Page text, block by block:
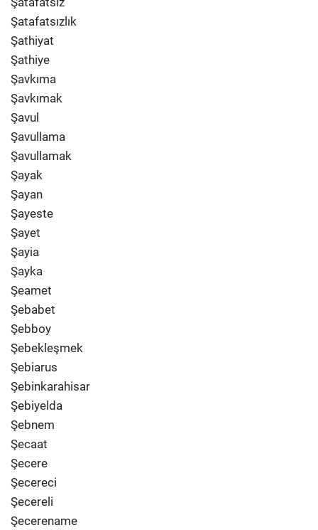
Şatafatsızlık
Şathiyat
Şathiye
Şavkıma
Şavkımak
Şavul
Şavullama
Şavullamak
Şayak
Şayan
Şayeste
Şayet
Şayia
Şayka
Şeamet
Şebabet
Şebboy
Şebekleşmek
Şebiarus
Şebinkarahisar
Şebiyelda
Şebnem
Şecaat
Şecere
Şecereci
Şecereli
Şecerename